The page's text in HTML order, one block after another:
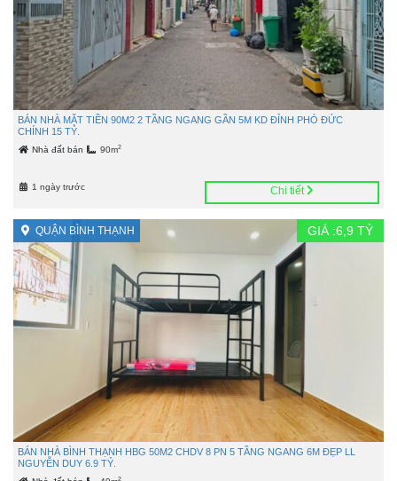
BÁN NHÀ MẶT TIỀN 90M2 2 TẦNG NGANG GẦN 5M KD ĐỈNH PHÓ ĐỨC
CHÍNH 15 TỶ.
Nhà đất bán 90m2
1 ngày trước Chi tiết
QUẬN BÌNH THẠNH GIÁ :6,9 TỶ
BÁN NHÀ BÌNH THẠNH HBG 50M2 CHDV 8 PN 5 TẦNG NGANG 6M ĐẸP LL
NGUYỄN DUY 6.9 TỶ.
2